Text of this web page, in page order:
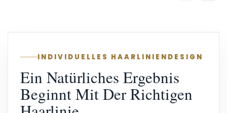
INDIVIDUELLES HAARLINIENDESIGN
Ein Natürliches Ergebnis
Beginnt Mit Der Richtigen